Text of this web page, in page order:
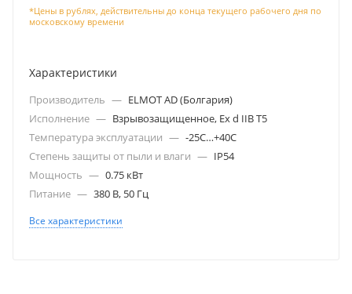
Характеристики
Производитель — ELMOT AD (Болгария)
Исполнение — Взрывозащищенное, Ex d IIB T5
Температура эксплуатации — -25С…+40С
Степень защиты от пыли и влаги — IP54
Мощность — 0.75 кВт
Питание — 380 В, 50 Гц
Все характеристики